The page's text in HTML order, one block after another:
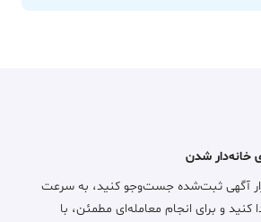
خانه‌دار شدن
آگهی ثبت‌شده جست‌وجو کنید، به سرعت
کنید و برای انجام معامله‌ای مطمئن، با